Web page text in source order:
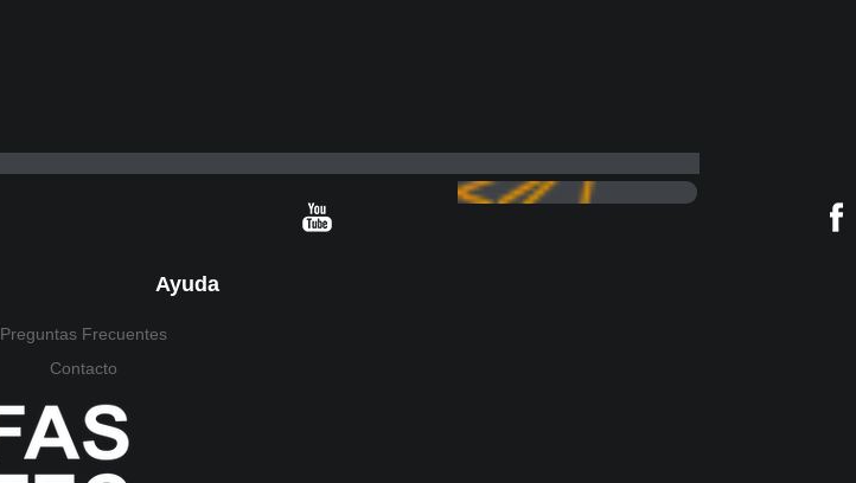
Ayuda
Preguntas Frecuentes
Contacto